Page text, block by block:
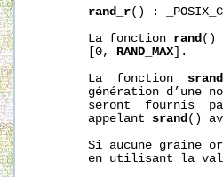
rand_r() :
       La fonction
rand ()
       [0,
RAND_MAX].
       La  fonction
srand
génération d’une
seront  fournis
       appelant
srand ()
Si aucune graine
en utilisant la